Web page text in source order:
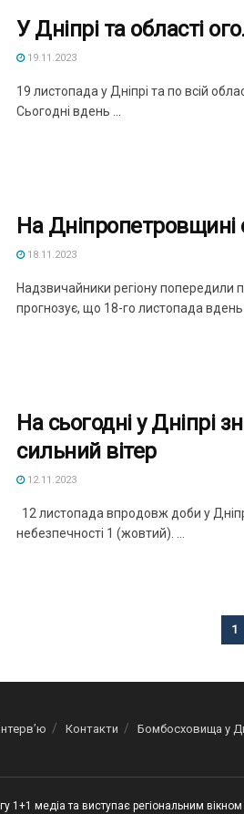
У Дніпрі та області
19.11.2023
19 листопада у Дніпрі та по всій
Сьогодні вдень ...
На Дніпропетровщині
18.11.2023
Надзвичайники регіону попередили
прогнозує, що 18-го листопада вдень
На сьогодні у Дніпрі
сильний вітер
12.11.2023
12 листопада впродовж доби у
небезпечності 1 (жовтий). ...
1
Контакти Бомбосховища у
1+1 медіа та виступає регіональним